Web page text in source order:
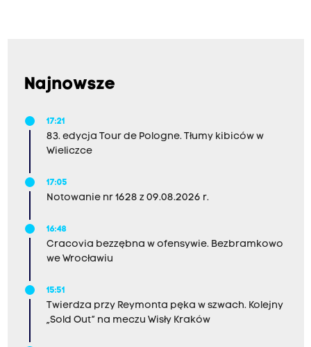
Najnowsze
17:21
83. edycja Tour de Pologne. Tłumy kibiców w
Wieliczce
17:05
Notowanie nr 1628 z 09.08.2026 r.
16:48
Cracovia bezzębna w ofensywie. Bezbramkowo
we Wrocławiu
15:51
Twierdza przy Reymonta pęka w szwach. Kolejny
„Sold Out” na meczu Wisły Kraków